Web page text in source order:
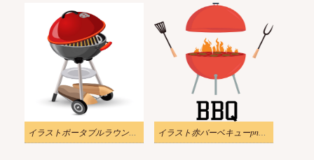
イラストポータブルラウンドバーベキューpng イラスト赤バーベキューpng透明